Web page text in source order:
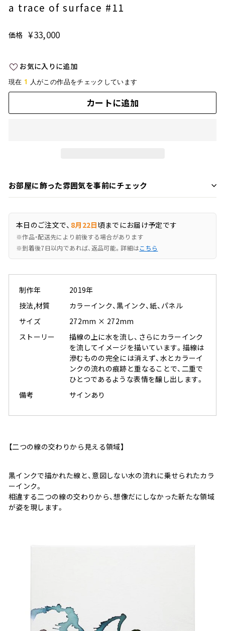
a trace of surface #11
価格
通
格
¥33,000
お気に入りに追加
現在 1 人がこの作品をチェックしています
カートに追加
お部屋に飾った雰囲気を事前にチェック
本日のご注文で、 8月22日 頃までにお届け予定です
※作品・配送先により前後する場合があります
※到着後7日以内であれば、返品可能。詳細はこちら
制作年
2019年
技法,材質
カラーインク、黒インク、紙、パネル
サイズ
272mm × 272mm
ストーリー
描線の上に水を流し、さらにカラーインク
を流してイメージを描いています。描線は
滲むものの完全には消えず、水とカラーイ
ンクの流れの痕跡と重なることで、二重で
ひとつであるような表情を醸し出します。
備考
サインあり
【二つの線の交わりから見える領域】
黒インクで描かれた線と、意図しない水の流れに乗せられたカラ
ーインク。
相違する二つの線の交わりから、想像だにしなかった新たな領域
が姿を現します。